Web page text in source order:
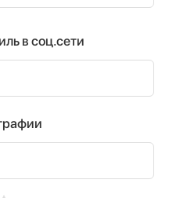
в соц.сети